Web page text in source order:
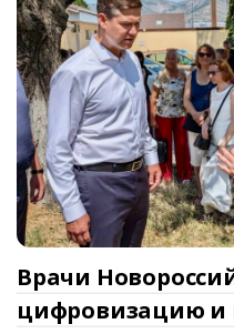
Врачи
цифровизацию и